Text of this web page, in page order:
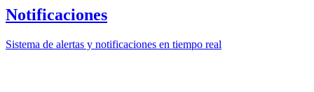
Notificaciones
Sistema de alertas y notificaciones en tiempo real